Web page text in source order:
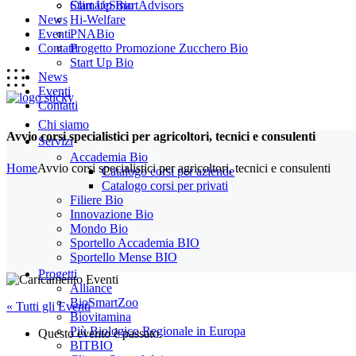
Start Up Bio
News
Eventi
Contatti
Chi siamo
Servizi
Accademia Bio
Catalogo corsi per aziende
Catalogo corsi per privati
Filiere Bio
Innovazione Bio
Mondo Bio
Sportello Accademia BIO
Sportello Mense BIO
Progetti
Alliance
BioSmartZoo
Biovitamina
Più Biologico Regionale in Europa
BITBIO
ClimateSmartAdvisors
Hi-Welfare
PNABio
Progetto Promozione Zucchero Bio
Start Up Bio
News
Eventi
Contatti
Avvio corsi specialistici per agricoltori, tecnici e consulenti
HomeAvvio corsi specialistici per agricoltori, tecnici e consulenti
« Tutti gli Eventi
Questo evento è passato.